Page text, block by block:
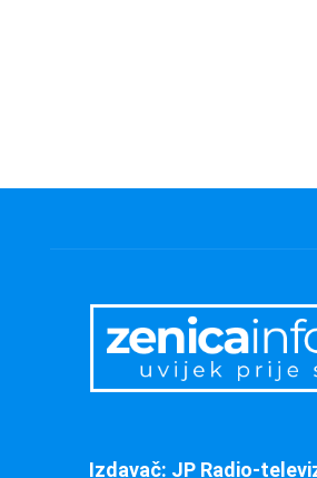
Izdavač: JP Radio-